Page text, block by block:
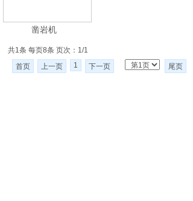
凿岩机
共1条 每页8条 页次：1/1
首页
上一页 1 下一页 尾页